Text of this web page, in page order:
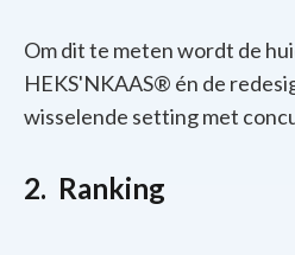
Om dit te meten wordt de
HEKS'NKAAS® én de
wisselende setting met
2. Ranking